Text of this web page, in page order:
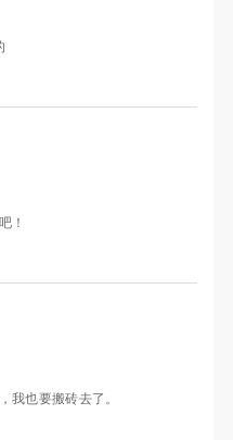
！
我也要搬砖去了。